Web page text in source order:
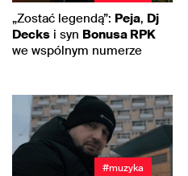
„Zostać legendą”: Peja, Dj
Decks i syn Bonusa RPK
we wspólnym numerze
#muzyka